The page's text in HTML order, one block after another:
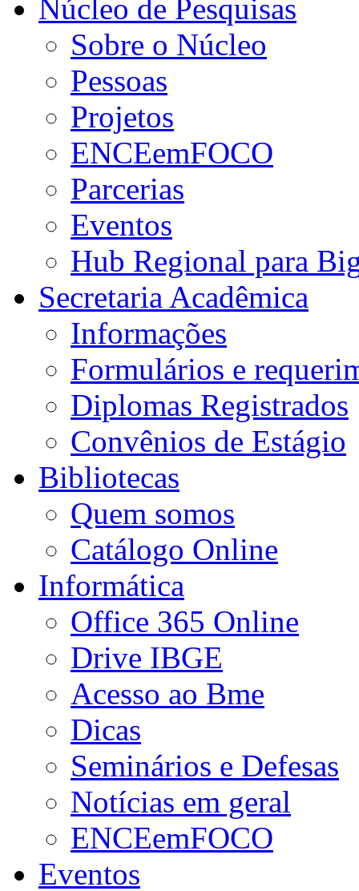
Núcleo de Pesquisas
Sobre o Núcleo
Pessoas
Projetos
ENCEemFOCO
Parcerias
Eventos
Hub Regional para
Secretaria Acadêmica
Informações
Formulários e
Diplomas Registrados
Convênios de Estágio
Bibliotecas
Quem somos
Catálogo Online
Informática
Office 365 Online
Drive IBGE
Acesso ao Bme
Dicas
Seminários e Defesas
Notícias em geral
ENCEemFOCO
Eventos